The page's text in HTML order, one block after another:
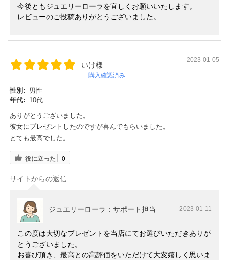
今後ともジュエリーローラを宜しくお願いいたします。
レビューのご投稿ありがとうございました。
いけ様
購入確認済み
2023-01-05
性別:
男性
年代:
10代
ありがとうございました。
彼女にプレゼントしたのですが喜んでもらいました。
とても最高でした。
役に立った 0
サイトからの返信
ジュエリーローラ：サポート担当 2023-01-11
この度は大切なプレゼントを当店にてお選びいただきありが
とうございました。
お喜び頂き、最高との高評価をいただけて大変嬉しく思いま